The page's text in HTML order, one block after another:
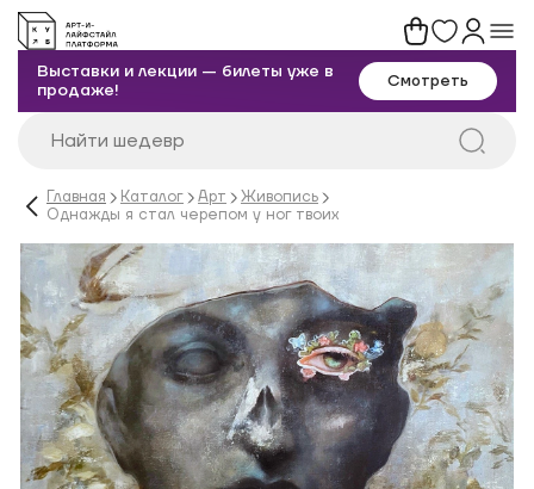
Выставки и лекции — билеты уже в
продаже!
Смотреть
Главная Каталог Арт
Живопись
Однажды я стал черепом у ног твоих